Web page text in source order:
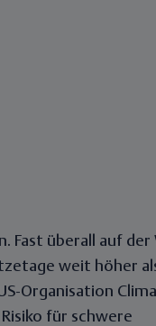
Fast überall auf der
weit höher
Organisation
für schwere